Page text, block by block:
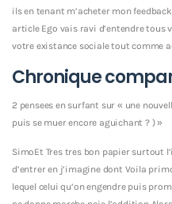
ils en tenant m’acheter mon
article Ego vais ravi d’entendre tous
votre existance sociale tout comme
Chronique
2 pensees en surfant sur « une
puis se muer encore aguichant ? ) »
SimoEt Tres tres bon papier surtout
d’entrer en j’imagine dont Voila
lequel celui qu’on engendre puis